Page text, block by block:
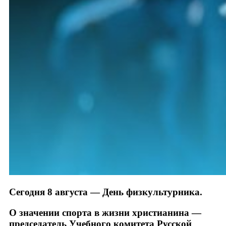
Сегодня 8 августа — День физкультурника.
О значении спорта в жизни христианина —
председатель Учебного комитета Русской